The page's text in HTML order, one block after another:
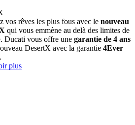
vos rêves les plus fous avec le nouveau
qui vous emmène au delà des limites de
Ducati vous offre une garantie de 4 ans
DesertX avec la garantie 4Ever
.
plus